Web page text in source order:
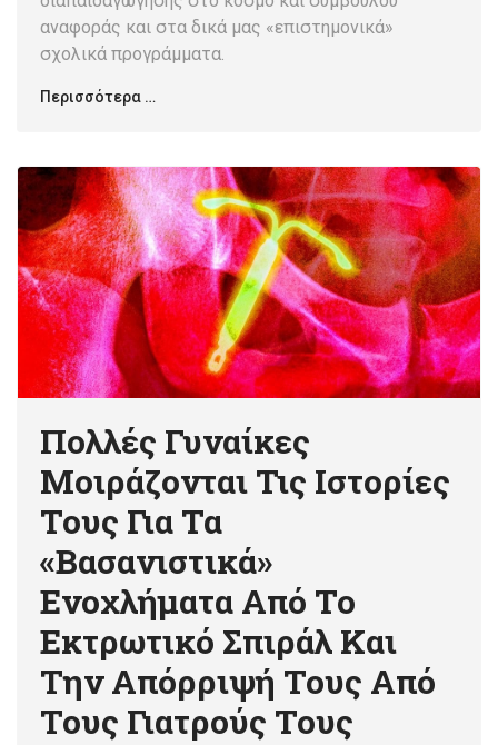
αναφοράς και στα δικά μας «επιστημονικά»
σχολικά προγράμματα.
Περισσότερα …
Πολλές Γυναίκες
Μοιράζονται Τις Ιστορίες
Τους Για Τα
«βασανιστικά»
Ενοχλήματα Από Το
Εκτρωτικό Σπιράλ Και
Την Απόρριψή Τους Από
Τους Γιατρούς Τους